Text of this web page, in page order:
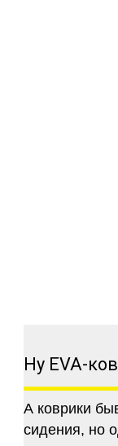
Ну EVA-
А коврики
сидения, но